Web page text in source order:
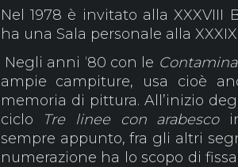
Nel 1978 è invitato alla XXXVIII
ha una Sala personale alla
Negli anni ‘80 con le
ampie campiture, usa cioè
memoria di pittura. All’inizio
ciclo
Tre linee con arabescoin
sempre appunto, fra gli altri
numerazione ha lo scopo di